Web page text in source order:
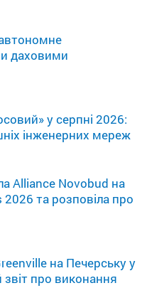
даховими
у серпні 2026:
інженерних мереж
Alliance Novobud на
та розповіла про
на Печерську у
звіт про виконання